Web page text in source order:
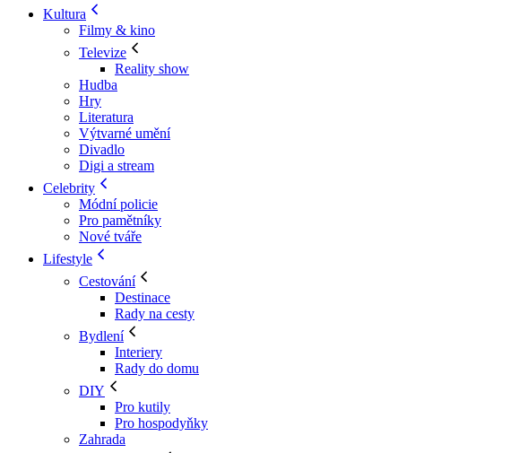
Kultura
Filmy & kino
Televize
Reality show
Hudba
Hry
Literatura
Výtvarné umění
Divadlo
Digi a stream
Celebrity
Módní policie
Pro pamětníky
Nové tváře
Lifestyle
Cestování
Destinace
Rady na cesty
Bydlení
Interiery
Rady do domu
DIY
Pro kutily
Pro hospodyňky
Zahrada